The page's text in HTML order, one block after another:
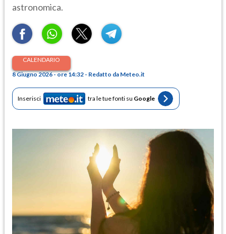
astronomica.
CALENDARIO
8 Giugno 2026 - ore 14:32 - Redatto da Meteo.it
Inserisci tra le tue fonti su Google